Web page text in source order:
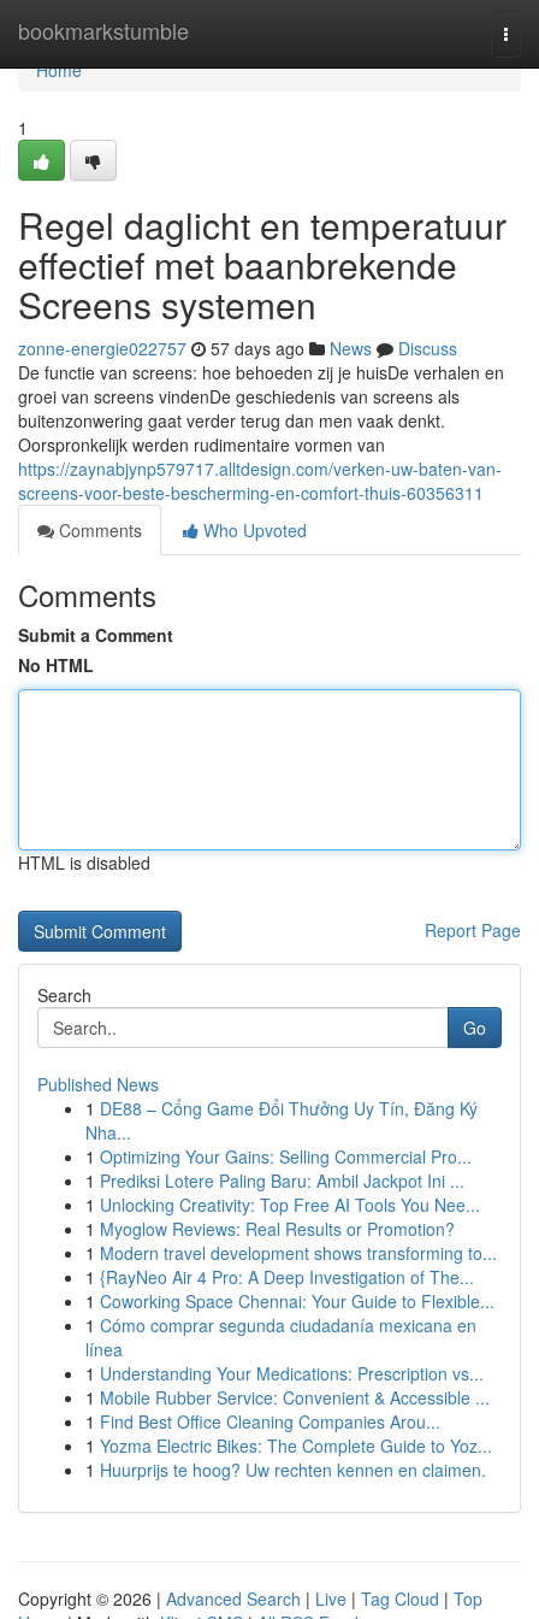
bookmarkstumble
Home
Home
1
Regel daglicht en temperatuur
effectief met baanbrekende
Screens systemen
zonne-energie022757 57 days ago News
Discuss
De functie van screens: hoe behoeden zij je huisDe verhalen en
groei van screens vindenDe geschiedenis van screens als
buitenzonwering gaat verder terug dan men vaak denkt.
Oorspronkelijk werden rudimentaire vormen van
https://zaynabjynp579717.alltdesign.com/verken-uw-baten-van-
screens-voor-beste-bescherming-en-comfort-thuis-60356311
Comments
Who Upvoted
Comments
Submit a Comment
No HTML
HTML is disabled
Report Page
Search
Go
Published News
1 DE88 – Cổng Game Đổi Thưởng Uy Tín, Đăng Ký
Nha...
1 Optimizing Your Gains: Selling Commercial Pro...
1 Prediksi Lotere Paling Baru: Ambil Jackpot Ini ...
1 Unlocking Creativity: Top Free AI Tools You Nee...
1 Myoglow Reviews: Real Results or Promotion?
1 Modern travel development shows transforming to...
1 {RayNeo Air 4 Pro: A Deep Investigation of The...
1 Coworking Space Chennai: Your Guide to Flexible...
1 Cómo comprar segunda ciudadanía mexicana en
línea
1 Understanding Your Medications: Prescription vs...
1 Mobile Rubber Service: Convenient & Accessible ...
1 Find Best Office Cleaning Companies Arou...
1 Yozma Electric Bikes: The Complete Guide to Yoz...
1 Huurprijs te hoog? Uw rechten kennen en claimen.
Copyright © 2026 | Advanced Search | Live | Tag Cloud | Top